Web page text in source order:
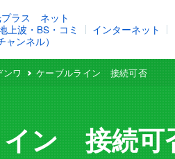
プラス ネット
上波・BS・コミ
ャンネル）
インターネット
ンワ ケーブルライン 接続可否
イン 接続可